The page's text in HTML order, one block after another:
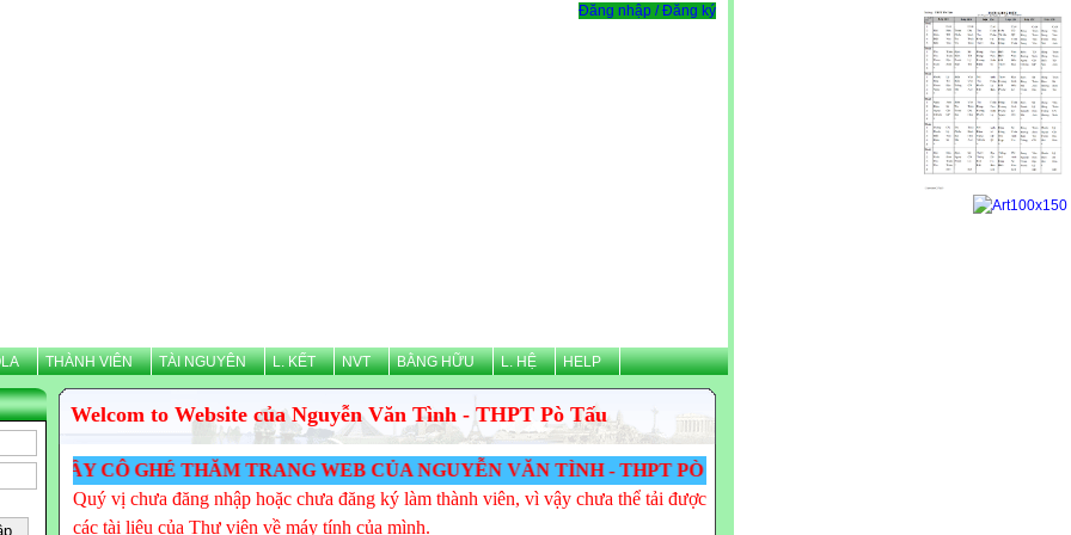
Đăng nhập / Đăng ký
THÀNH VIÊN TÀI NGUYÊN L. KẾT NVT BẰNG HỮU L. HỆ HELP
Welcom to Website của Nguyễn Văn Tình - THPT Pò Tấu
CÔ GHÉ THĂM TRANG WEB CỦA NGUYỄN VĂN TÌNH - THPT PÒ TẤU! VĂN TÌNH CẢM ƠN CÁC THẦY CÔ
Quý vị chưa đăng nhập hoặc chưa đăng ký làm thành viên, vì vậy chưa thể tải được
các tài liệu của Thư viện về máy tính của mình.